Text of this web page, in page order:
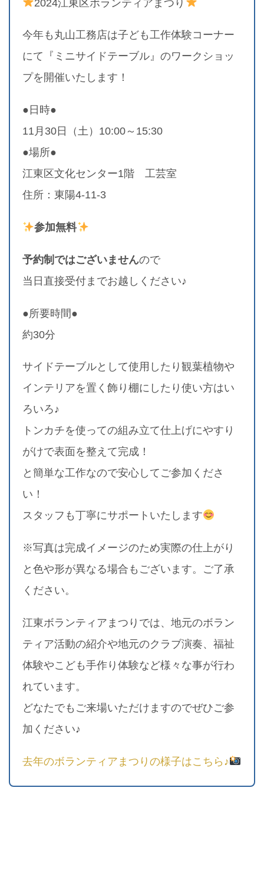
2024江東区ボランティアまつり
今年も丸山工務店は子ども工作体験コーナー
にて『ミニサイドテーブル』のワークショッ
プを開催いたします！
●日時●
11月30日（土）10:00～15:30
●場所●
江東区文化センター1階 工芸室
住所：東陽4-11-3
参加無料
予約制ではございませんので
当日直接受付までお越しください♪
●所要時間●
約30分
サイドテーブルとして使用したり観葉植物や
インテリアを置く飾り棚にしたり使い方はい
ろいろ♪
トンカチを使っての組み立て仕上げにやすり
がけで表面を整えて完成！
と簡単な工作なので安心してご参加くださ
い！
スタッフも丁寧にサポートいたします
※写真は完成イメージのため実際の仕上がり
と色や形が異なる場合もございます。ご了承
ください。
江東ボランティアまつりでは、地元のボラン
ティア活動の紹介や地元のクラブ演奏、福祉
体験やこども手作り体験など様々な事が行わ
れています。
どなたでもご来場いただけますのでぜひご参
加ください♪
去年のボランティアまつりの様子はこちら♪